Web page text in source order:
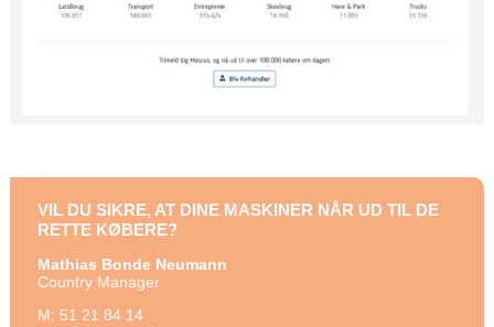
VIL DU SIKRE, AT DINE MASKINER NÅR UD TIL DE
RETTE KØBERE?
Mathias Bonde Neumann
Country Manager
M: 51 21 84 14